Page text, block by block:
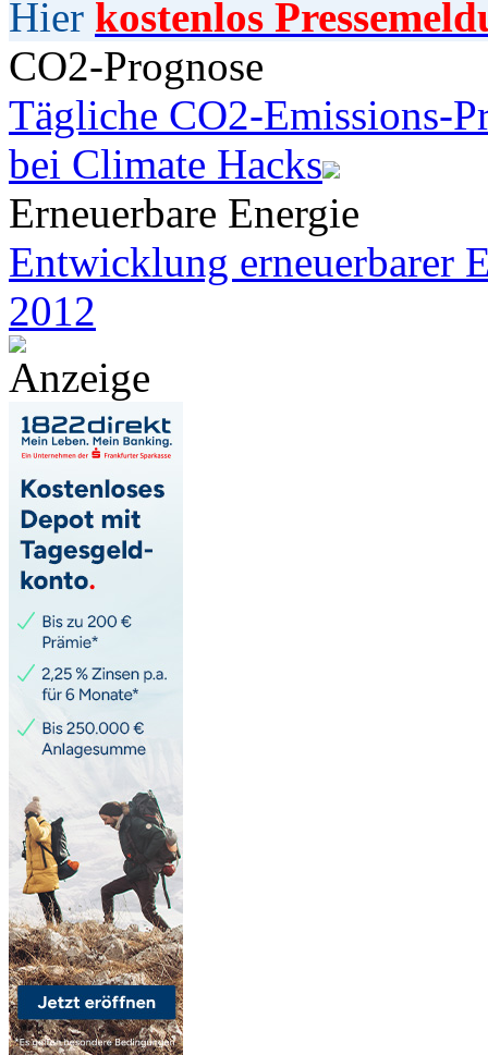
Hier kostenlos
CO2-Prognose
Tägliche CO2-Emissions-
bei Climate Hacks
Erneuerbare Energie
Entwicklung erneuerbarer
2012
Anzeige